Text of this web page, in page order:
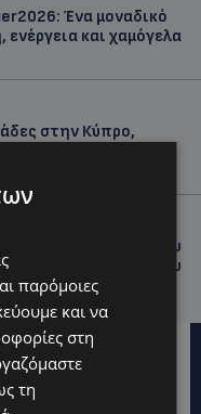
Ένα μοναδικό
ενέργεια και χαμόγελα
στην Κύπρο,
ιστορία του
των 12.500 ευρώ που
παρόμοιες
και να
στη
τη